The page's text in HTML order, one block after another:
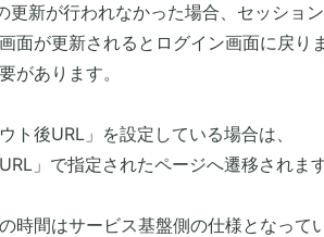
更新が行われなかった場合、セッション
面が更新されるとログイン画面に戻り
があります。
ト後URL」を設定している場合は、
」で指定されたページへ遷移されます
時間はサービス基盤側の仕様となって